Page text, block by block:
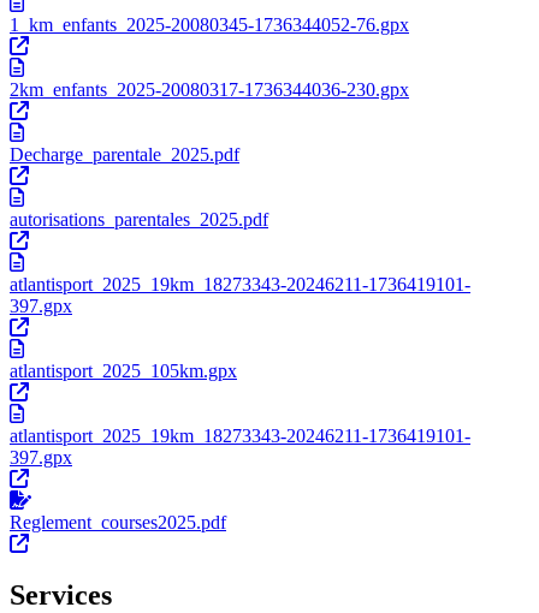
1_km_enfants_2025-20080345-1736344052-76.gpx
2km_enfants_2025-20080317-1736344036-230.gpx
Decharge_parentale_2025.pdf
autorisations_parentales_2025.pdf
atlantisport_2025_19km_18273343-20246211-1736419101-
397.gpx
atlantisport_2025_105km.gpx
atlantisport_2025_19km_18273343-20246211-1736419101-
397.gpx
Reglement_courses2025.pdf
Services